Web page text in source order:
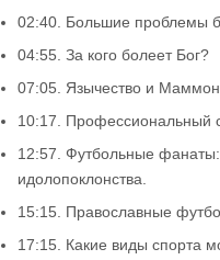
02:40. Большие проблемы
04:55. За кого болеет Бог?
07:05. Язычество и
10:17.
12:57. Футбольные
идолопоклонства.
15:15. Православные
17:15. Какие виды спорта